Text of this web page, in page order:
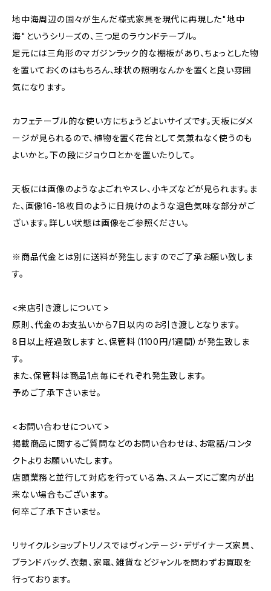
地中海周辺の国々が生んだ様式家具を現代に再現した"地中
海"というシリーズの、三つ足のラウンドテーブル。
足元には三角形のマガジンラック的な棚板があり、ちょっとした物
を置いておくのはもちろん、球状の照明なんかを置くと良い雰囲
気になります。
カフェテーブル的な使い方にちょうどよいサイズです。天板にダメ
ージが見られるので、植物を置く花台として気兼ねなく使うのも
よいかと。下の段にジョウロとかを置いたりして。
天板には画像のようなよごれやスレ、小キズなどが見られます。ま
た、画像16-18枚目のように日焼けのような退色気味な部分がご
ざいます。詳しい状態は画像をご参照ください。
※商品代金とは別に送料が発生しますのでご了承お願い致しま
す。
<来店引き渡しについて>
原則、代金のお支払いから7日以内のお引き渡しとなります。
8日以上経過致しますと、保管料（1100円/1週間）が発生致しま
す。
また、保管料は商品1点毎にそれぞれ発生致します。
予めご了承下さいませ。
<お問い合わせについて>
掲載商品に関するご質問などのお問い合わせは、お電話/コンタ
クトよりお願いいたします。
店頭業務と並行して対応を行っている為、スムーズにご案内が出
来ない場合もございます。
何卒ご了承下さいませ。
リサイクルショップトリノスではヴィンテージ・デザイナーズ家具、
ブランドバッグ、衣類、家電、雑貨などジャンルを問わずお買取を
行っております。